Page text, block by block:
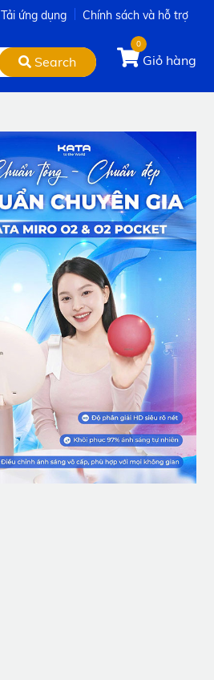
Tải ứng dụng Chính sách và hỗ trợ
Search
0
Giỏ hàng